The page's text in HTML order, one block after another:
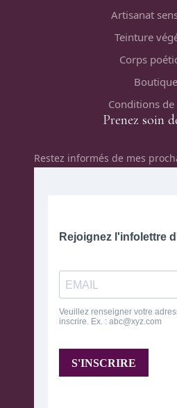
Artisanat
Teinture
Corps
Boutique
Conditions de
Prenez soin
Restez informés de mes